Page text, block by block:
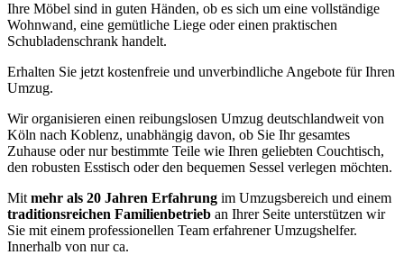
Ihre Möbel sind in guten Händen, ob es sich um eine vollständige
Wohnwand, eine gemütliche Liege oder einen praktischen
Schubladenschrank handelt.
Erhalten Sie jetzt kostenfreie und unverbindliche Angebote für Ihren
Umzug.
Wir organisieren einen reibungslosen Umzug deutschlandweit von
Köln nach Koblenz, unabhängig davon, ob Sie Ihr gesamtes
Zuhause oder nur bestimmte Teile wie Ihren geliebten Couchtisch,
den robusten Esstisch oder den bequemen Sessel verlegen möchten.
Mit mehr als 20 Jahren Erfahrung im Umzugsbereich und einem
traditionsreichen Familienbetrieb an Ihrer Seite unterstützen wir
Sie mit einem professionellen Team erfahrener Umzugshelfer.
Innerhalb von nur ca.